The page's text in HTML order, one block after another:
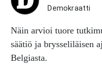
Demokraatti
Näin arvioi tuore
säätiö ja brysseliläisen
Belgiasta.